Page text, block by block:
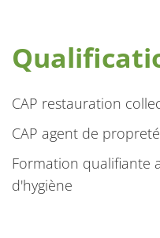
CAP restauration
CAP agent de
Formation qualifiante
d'hygiène